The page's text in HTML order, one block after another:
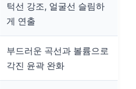
턱선 강조, 얼굴선 슬림하
게 연출
부드러운 곡선과 볼륨으로
각진 윤곽 완화